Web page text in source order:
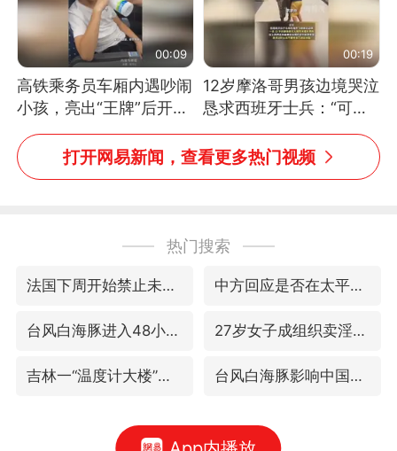
00:09
高铁乘务员车厢内遇吵闹
小孩，亮出“王牌”后开启
一键静音
00:19
12岁摩洛哥男孩边境哭泣
恳求西班牙士兵：“可不
可以不要把我遣返回国”
打开网易新闻，查看更多热门视频
热门搜索
法国下周开始禁止未经同意的电话营销 中方回应是否在太平洋海底开采稀土
台风白海豚进入48小时警戒线 27岁女子成组织卖淫集团主犯被通缉
吉林一“温度计大楼”读数爆表 台风白海豚影响中国已成定局